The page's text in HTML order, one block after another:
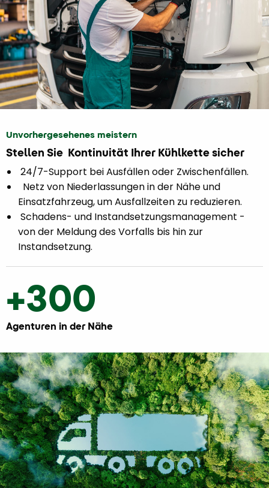
Unvorhergesehenes meistern
Stellen Sie Kontinuität Ihrer Kühlkette sicher
24/7-Support bei Ausfällen oder Zwischenfällen.
Netz von Niederlassungen in der Nähe und
Einsatzfahrzeug, um Ausfallzeiten zu reduzieren.
Schadens- und Instandsetzungsmanagement -
von der Meldung des Vorfalls bis hin zur
Instandsetzung.
+300
Agenturen in der Nähe